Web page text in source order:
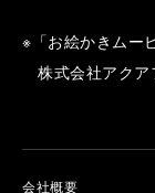
※「お絵かきムー
株式会社アクア
会社概要